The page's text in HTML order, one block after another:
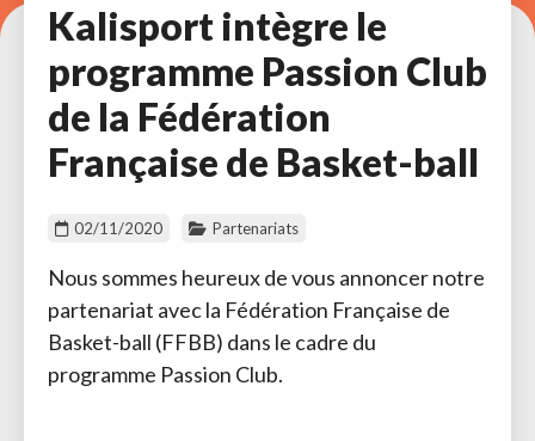
Kalisport intègre le
programme Passion Club
de la Fédération
Française de Basket-ball
02/11/2020 Partenariats
Nous sommes heureux de vous annoncer notre
partenariat avec la Fédération Française de
Basket-ball (FFBB) dans le cadre du
programme Passion Club.